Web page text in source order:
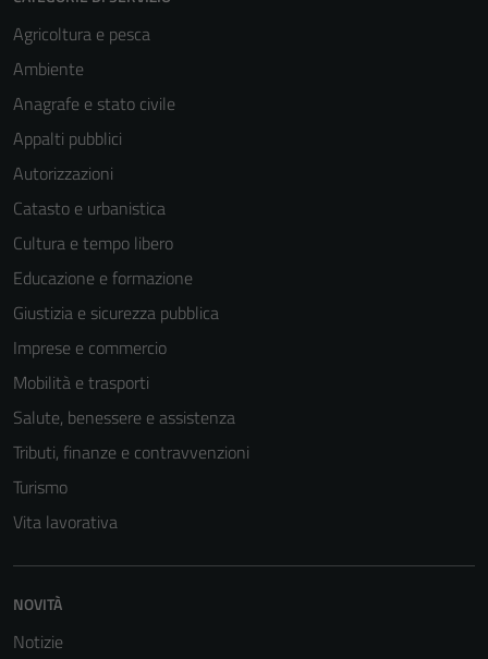
Agricoltura e pesca
Ambiente
Anagrafe e stato civile
Appalti pubblici
Autorizzazioni
Catasto e urbanistica
Cultura e tempo libero
Educazione e formazione
Giustizia e sicurezza pubblica
Imprese e commercio
Mobilità e trasporti
Salute, benessere e assistenza
Tributi, finanze e contravvenzioni
Turismo
Vita lavorativa
NOVITÀ
Notizie